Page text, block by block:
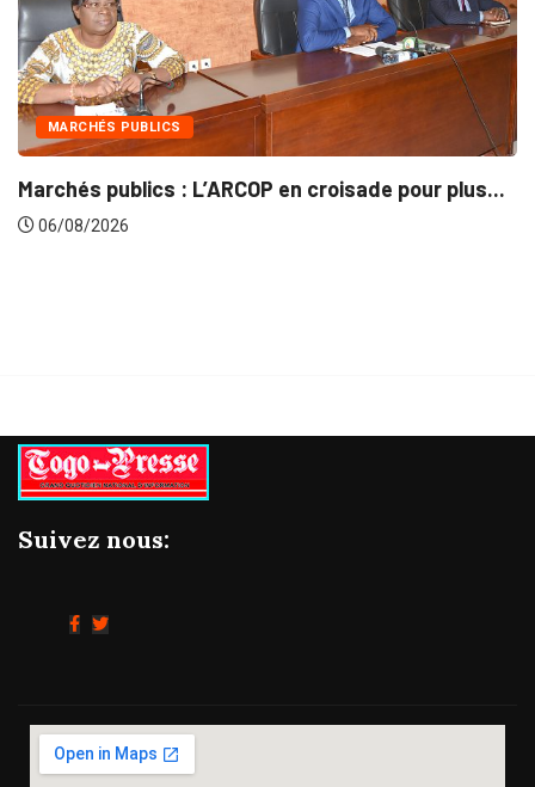
plus...
INTÉGRATION RÉGIONALE
Gestion concertée et durable du Bassin
Suivez nous: